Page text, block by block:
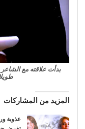
بدأت علاقته مع
المزيد من المشاركات
عذوبة